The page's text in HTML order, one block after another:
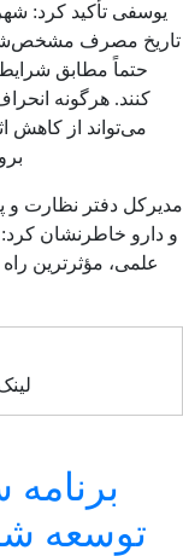
تأکید کرد:
مصرف مشخص‌شده
حتماً مطابق شرایط
کنند. هرگونه
می‌تواند از کاهش
دفتر نظارت و
خاطرنشان کرد:
علمی، مؤثرترین راه
لینک
برنامه
توسعه